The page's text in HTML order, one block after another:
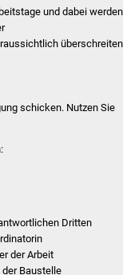
und dabei werden
schicken. Nutzen Sie
Dritten
der Arbeit
Baustelle